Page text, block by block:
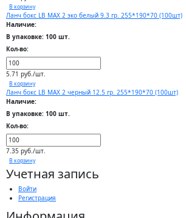
В корзину
Ланч бокс LB MAX 2 эко белый 9.3 гр. 255*190*70 (100шт)
Наличие:
В упаковке: 100 шт.
Кол-во:
5.71 руб./шт.
В корзину
Ланч бокс LB MAX 2 черный 12.5 гр. 255*190*70 (100шт)
Наличие:
В упаковке: 100 шт.
Кол-во:
7.35 руб./шт.
В корзину
Учетная запись
Войти
Регистрация